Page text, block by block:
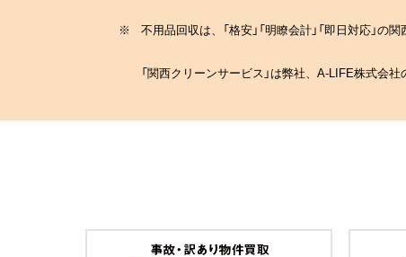
※ 不用品回収は、「格安」「明瞭会計」「即日対応」
「関西クリーンサービス」は弊社、A-LIFE株式会社